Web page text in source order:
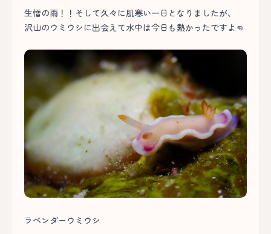
生憎の雨！！そして久々に肌寒い一日となりましたが、
沢山のウミウシに出会えて水中は今日も熱かったですよ👊
ラベンダーウミウシ